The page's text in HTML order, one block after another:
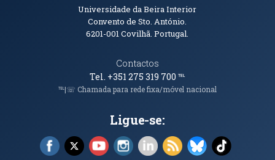
Informações de Contacto
Universidade da Beira Interior
Convento de Sto. António.
6201-001Covilhã. Portugal.
Contactos
Tel. +351 275 319 700℡
℡|☏ Chamada para rede fixa/móvel nacional
Ligue-se:
Facebook (abre em nova janela)
X (abre em nova janela)
YouTube (abre em nova janela)
Instagram (abre em nova janela)
LinkedIn (abre em nova
RSS (abre em nova
Bluesky (abre
TikTok